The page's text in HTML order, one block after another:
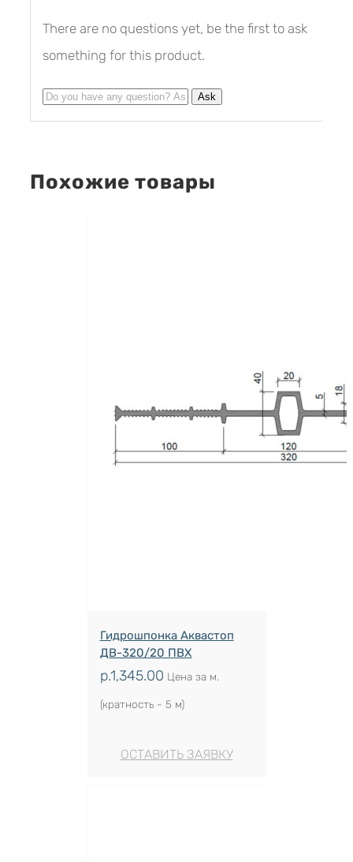
There are no questions yet, be the first to ask
something for this product.
Похожие товары
Гидрошпонка Аквастоп
ДВ-320/20 ПВХ
р.1,345.00 Цена за м.
(кратность - 5 м)
ОСТАВИТЬ ЗАЯВКУ